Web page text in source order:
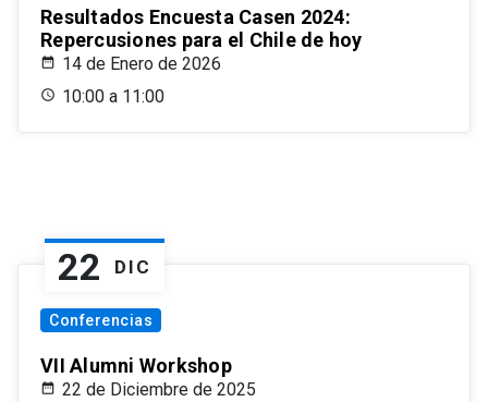
Resultados Encuesta Casen 2024:
Repercusiones para el Chile de hoy
14 de Enero de 2026
10:00 a 11:00
22 DIC
Conferencias
VII Alumni Workshop
22 de Diciembre de 2025